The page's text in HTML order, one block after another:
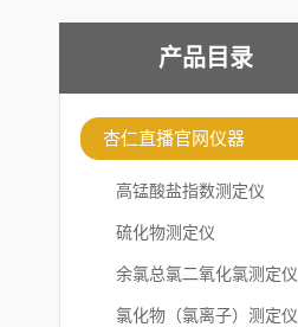
产品目录
杏仁直播官网仪器
高锰酸盐指数测定仪
硫化物测定仪
余氯总氯二氧化氯测定仪
氯化物（氯离子）测定仪